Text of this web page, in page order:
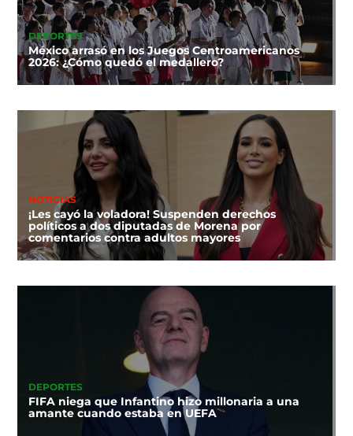
DEPORTES
México arrasó en los Juegos Centroamericanos
2026: ¿Cómo quedó el medallero?
NOTICIAS
¡Les cayó la voladora! Suspenden derechos
políticos a dos diputadas de Morena por
comentarios contra adultos mayores
DEPORTES
FIFA niega que Infantino hizo millonaria a una
amante cuando estaba en UEFA